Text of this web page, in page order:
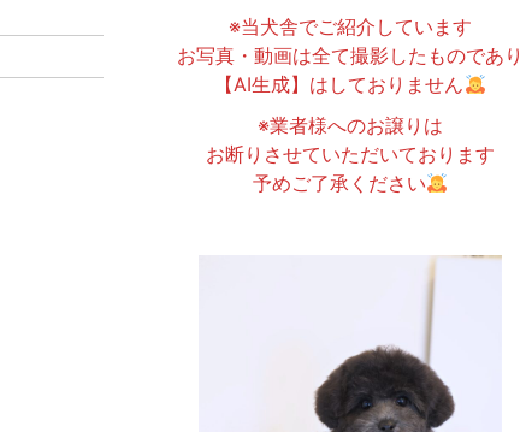
※当犬舎でご紹介しています
お写真・動画は全て撮影したものであり
【AI生成】はしておりません
※業者様へのお譲りは
お断りさせていただいております
予めご了承ください